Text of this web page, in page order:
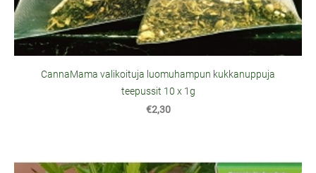
CannaMama valikoituja luomuhampun kukkanuppuja
teepussit 10 x 1g
€2,30